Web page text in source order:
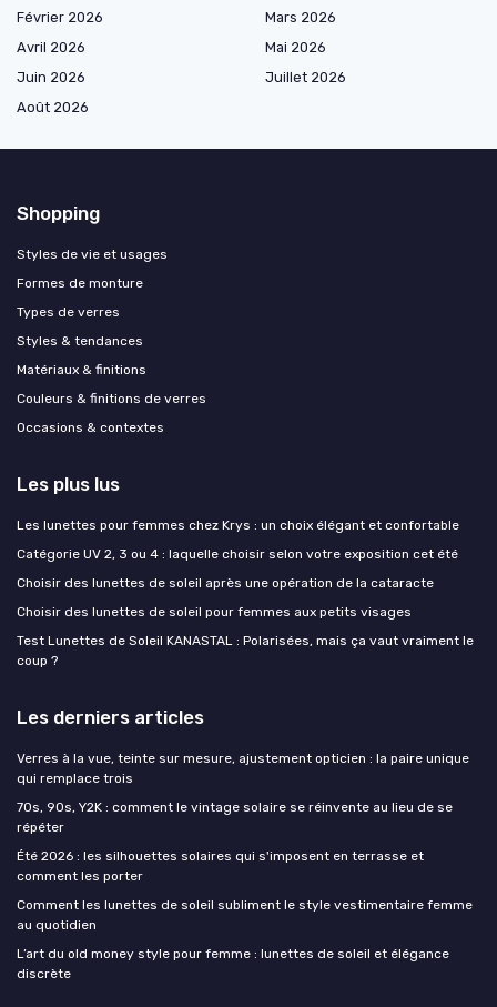
Février 2026
Mars 2026
Avril 2026
Mai 2026
Juin 2026
Juillet 2026
Août 2026
Shopping
Styles de vie et usages
Formes de monture
Types de verres
Styles & tendances
Matériaux & finitions
Couleurs & finitions de verres
Occasions & contextes
Les plus lus
Les lunettes pour femmes chez Krys : un choix élégant et confortable
Catégorie UV 2, 3 ou 4 : laquelle choisir selon votre exposition cet été
Choisir des lunettes de soleil après une opération de la cataracte
Choisir des lunettes de soleil pour femmes aux petits visages
Test Lunettes de Soleil KANASTAL : Polarisées, mais ça vaut vraiment le
coup ?
Les derniers articles
Verres à la vue, teinte sur mesure, ajustement opticien : la paire unique
qui remplace trois
70s, 90s, Y2K : comment le vintage solaire se réinvente au lieu de se
répéter
Été 2026 : les silhouettes solaires qui s'imposent en terrasse et
comment les porter
Comment les lunettes de soleil subliment le style vestimentaire femme
au quotidien
L’art du old money style pour femme : lunettes de soleil et élégance
discrète